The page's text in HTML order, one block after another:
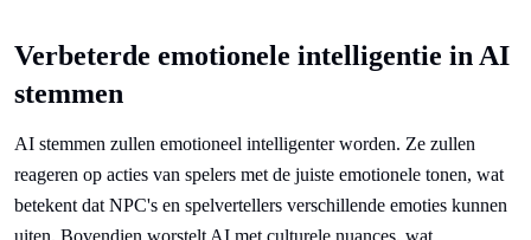
Verbeterde emotionele intelligentie in AI
stemmen
AI stemmen zullen emotioneel intelligenter worden. Ze zullen
reageren op acties van spelers met de juiste emotionele tonen, wat
betekent dat NPC's en spelvertellers verschillende emoties kunnen